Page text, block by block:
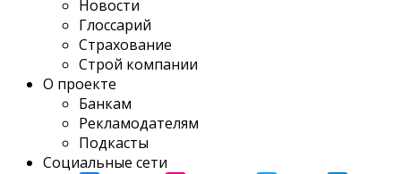
Новости
Глоссарий
Страхование
Строй компании
О проекте
Банкам
Рекламодателям
Подкасты
Социальные сети